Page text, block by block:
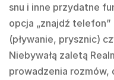
snu i inne przydatne
opcja „znajdź
(pływanie, prysznic)
Niebywałą zaletą
prowadzenia rozmów,